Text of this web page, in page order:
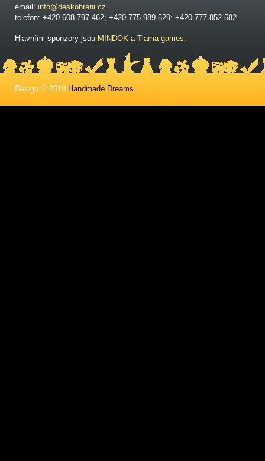
email: info@deskohrani.cz
telefon: +420 608 797 462; +420 775 989 529; +420 777 852 582
Hlavními sponzory jsou MINDOK a Tlama games.
Design © 2010 Handmade Dreams